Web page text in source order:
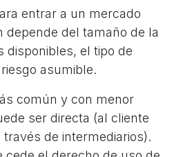
entrar a un mercado
depende del tamaño de la
disponibles, el tipo de
asumible.
común y con menor
ser directa (al cliente
de intermediarios).